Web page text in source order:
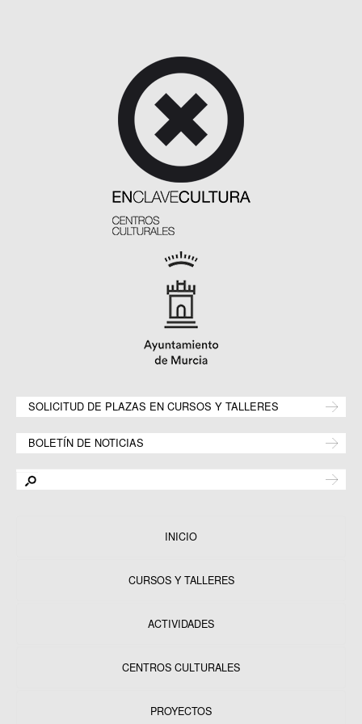
SOLICITUD DE PLAZAS EN CURSOS Y TALLERES
BOLETÍN DE NOTICIAS
INICIO
CURSOS Y TALLERES
ACTIVIDADES
CENTROS CULTURALES
PROYECTOS